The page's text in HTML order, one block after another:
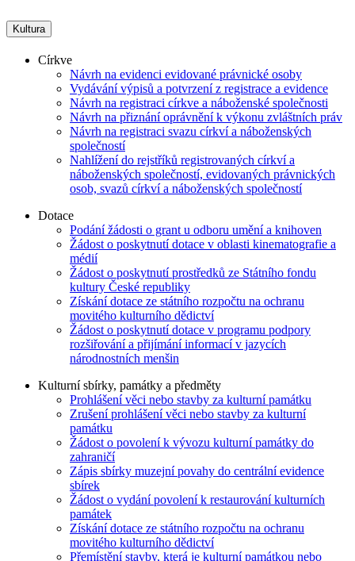
Kultura
Církve
Návrh na evidenci evidované právnické osoby
Vydávání výpisů a potvrzení z registrace a evidence
Návrh na registraci církve a náboženské společnosti
Návrh na přiznání oprávnění k výkonu zvláštních práv
Návrh na registraci svazu církví a náboženských
společností
Nahlížení do rejstříků registrovaných církví a
náboženských společností, evidovaných právnických
osob, svazů církví a náboženských společností
Dotace
Podání žádosti o grant u odboru umění a knihoven
Žádost o poskytnutí dotace v oblasti kinematografie a
médií
Žádost o poskytnutí prostředků ze Státního fondu
kultury České republiky
Získání dotace ze státního rozpočtu na ochranu
movitého kulturního dědictví
Žádost o poskytnutí dotace v programu podpory
rozšiřování a přijímání informací v jazycích
národnostních menšin
Kulturní sbírky, památky a předměty
Prohlášení věci nebo stavby za kulturní památku
Zrušení prohlášení věci nebo stavby za kulturní
památku
Žádost o povolení k vývozu kulturní památky do
zahraničí
Zápis sbírky muzejní povahy do centrální evidence
sbírek
Žádost o vydání povolení k restaurování kulturních
památek
Získání dotace ze státního rozpočtu na ochranu
movitého kulturního dědictví
Přemístění stavby, která je kulturní památkou nebo